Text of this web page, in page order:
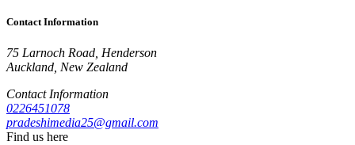
Contact Information
75 Larnoch Road, Henderson
Auckland, New Zealand
Contact Information
0226451078
pradeshimedia25@gmail.com
Find us here